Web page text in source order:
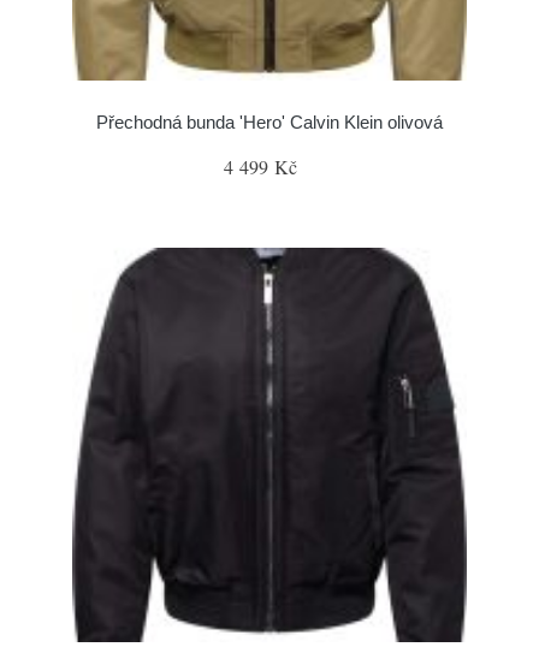
Přechodná bunda 'Hero' Calvin Klein olivová
4 499 Kč